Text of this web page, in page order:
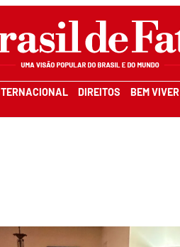
DIREITOS BEM VIVER